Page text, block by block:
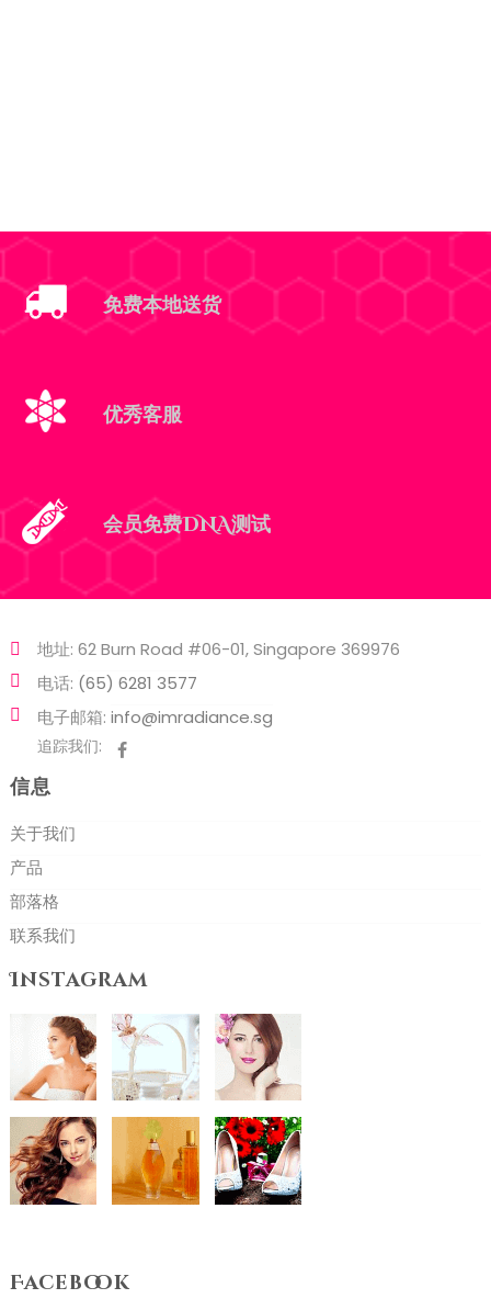
免费本地送货
优秀客服
会员免费DNA测试
地址: 62 Burn Road #06-01, Singapore 369976
电话: (65) 6281 3577
电子邮箱: info@imradiance.sg
追踪我们:
信息
关于我们
产品
部落格
联系我们
Instagram
Facebook